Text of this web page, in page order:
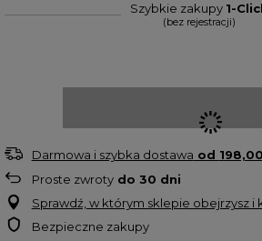
Szybkie zakupy 1-
(bez rejestracji)
Darmowa i szybka dostawa od
Proste zwrotydo 30 dni
Sprawdź, w którym sklepie obejrzysz i
Bezpieczne zakupy